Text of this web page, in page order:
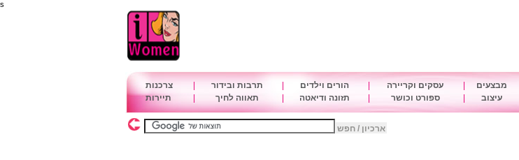
s
מבצעים עסקים וקריירה הורים וילדים תרבות ובידור
צרכנות
עיצוב ספורט וכושר תזונה ודיאטה תאווה לחיך תיירות
ארכיון / חפש